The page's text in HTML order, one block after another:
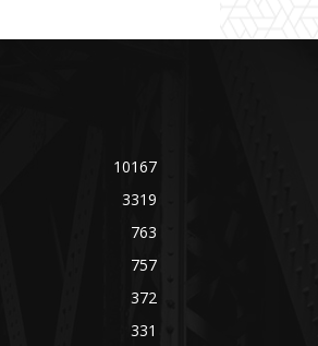
10167
3319
763
757
372
331